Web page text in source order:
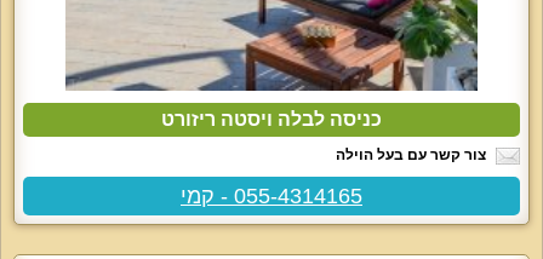
כניסה לבלה ויסטה ריזורט
צור קשר עם בעל הוילה
055-4314165 - קמי